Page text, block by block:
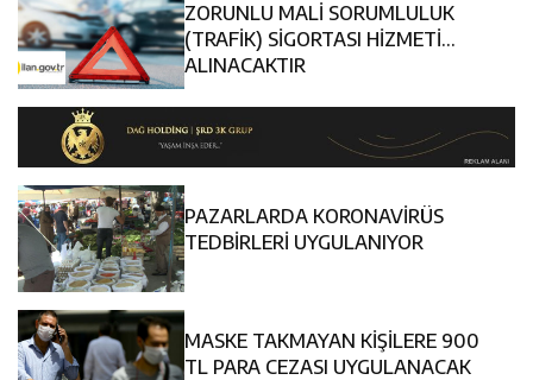
ZORUNLU MALİ SORUMLULUK
(TRAFİK) SİGORTASI HİZMETİ
ALINACAKTIR
PAZARLARDA KORONAVİRÜS
TEDBİRLERİ UYGULANIYOR
MASKE TAKMAYAN KİŞİLERE 900
TL PARA CEZASI UYGULANACAK